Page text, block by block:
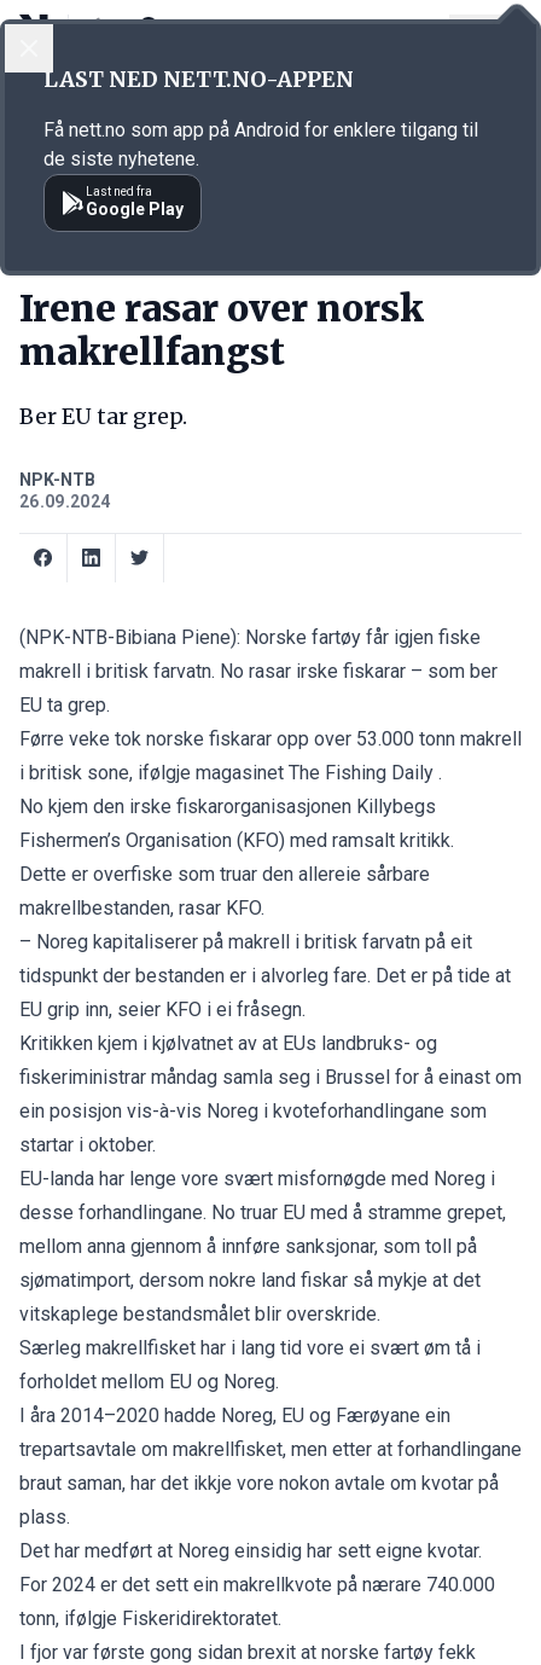
Annonsørinnhold
Irene rasar over norsk
makrellfangst
Ber EU tar grep.
NPK-NTB
26.09.2024
(NPK-NTB-Bibiana Piene): Norske fartøy får igjen fiske
makrell i britisk farvatn. No rasar irske fiskarar – som ber
EU ta grep.
Førre veke tok norske fiskarar opp over 53.000 tonn makrell
i britisk sone, ifølgje magasinet The Fishing Daily .
No kjem den irske fiskarorganisasjonen Killybegs
Fishermen’s Organisation (KFO) med ramsalt kritikk.
Dette er overfiske som truar den allereie sårbare
makrellbestanden, rasar KFO.
– Noreg kapitaliserer på makrell i britisk farvatn på eit
tidspunkt der bestanden er i alvorleg fare. Det er på tide at
EU grip inn, seier KFO i ei fråsegn.
Kritikken kjem i kjølvatnet av at EUs landbruks- og
fiskeriministrar måndag samla seg i Brussel for å einast om
ein posisjon vis-à-vis Noreg i kvoteforhandlingane som
startar i oktober.
EU-landa har lenge vore svært misfornøgde med Noreg i
desse forhandlingane. No truar EU med å stramme grepet,
mellom anna gjennom å innføre sanksjonar, som toll på
sjømatimport, dersom nokre land fiskar så mykje at det
vitskaplege bestandsmålet blir overskride.
Særleg makrellfisket har i lang tid vore ei svært øm tå i
forholdet mellom EU og Noreg.
I åra 2014–2020 hadde Noreg, EU og Færøyane ein
trepartsavtale om makrellfisket, men etter at forhandlingane
braut saman, har det ikkje vore nokon avtale om kvotar på
plass.
Det har medført at Noreg einsidig har sett eigne kvotar.
For 2024 er det sett ein makrellkvote på nærare 740.000
tonn, ifølgje Fiskeridirektoratet.
I fjor var første gong sidan brexit at norske fartøy fekk
LAST NED NETT.NO-APPEN
Få nett.no som app på Android for enklere tilgang til
de siste nyhetene.
Last ned fra
Google Play